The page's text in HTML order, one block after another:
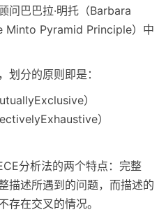
问巴巴拉·明托（Barbara
Minto Pyramid Principle）中
划分的原则即是：
）
）
分析法的两个特点：完整
描述所遇到的问题，而描述的
存在交叉的情况。